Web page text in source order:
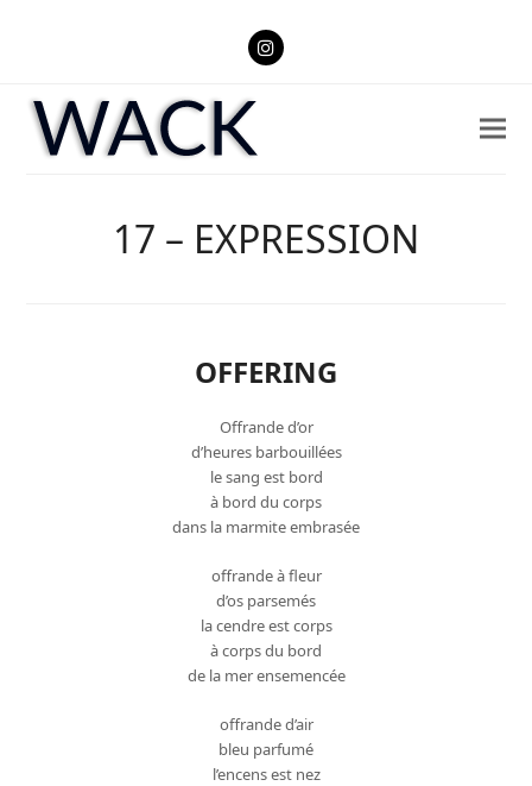
Instagram
17 – EXPRESSION
OFFERING
Offrande d’or
d’heures barbouillées
le sang est bord
à bord du corps
dans la marmite embrasée
offrande à fleur
d’os parsemés
la cendre est corps
à corps du bord
de la mer ensemencée
offrande d’air
bleu parfumé
l’encens est nez